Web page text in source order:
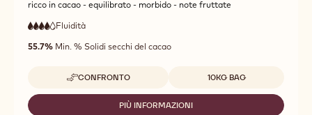
ricco in cacao - equilibrato - morbido - note fruttate
4
out
Fluidità
fluidità
55.7% Min. % Solidi secchi del cacao
CONFRONTO
-
2811
Dimensioni disponibili
10KG BAG
PIÙ INFORMAZIONI
-